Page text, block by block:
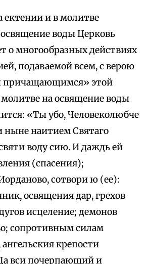
и в молитве
воды Церковь
о многообразных действиях
подаваемой всем, с верою
этой
на освящение воды
«Ты убо, Человеколюбче
наитием Святаго
воду сию. И даждь ей
(спасения);
сотвори ю (ее):
освящения дар, грехов
исцеление; демонов
сопротивным силам
крепости
вси почерпающий и